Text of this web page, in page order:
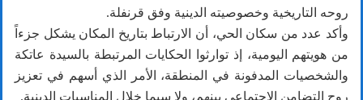
روحه التاريخية وخصوصيته الدينية وفق قرنفلة.
وأكد عدد من سكان الحي، أن الارتباط بتاريخ المكان يشكل جزءاً
من هويتهم اليومية، إذ توارثوا الحكايات المرتبطة بالسيدة عاتكة
والشخصيات المدفونة في المنطقة، الأمر الذي أسهم في تعزيز
روح التضامن الاجتماعي بينهم، ولا سيما خلال المناسبات الدينية.